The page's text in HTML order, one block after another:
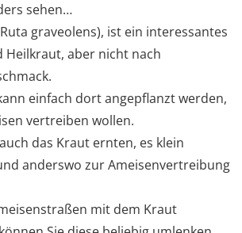
sehen…
graveolens), ist ein interessantes
Heilkraut, aber nicht nach
einfach dort angepflanzt werden,
vertreiben wollen.
das Kraut ernten, es klein
anderswo zur Ameisenvertreibung
mit dem Kraut